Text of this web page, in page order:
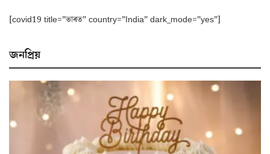
[covid19 title=”ভাৰত” country=”India” dark_mode=”yes”]
জনপ্ৰিয়